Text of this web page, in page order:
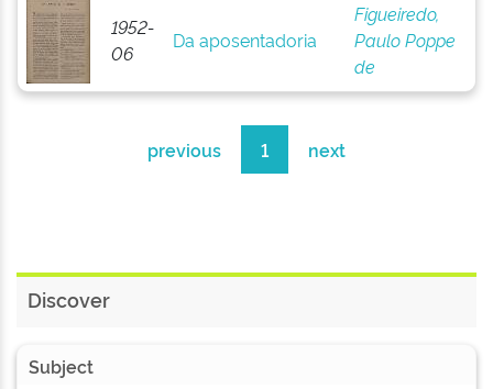
1952-
06
Da aposentadoria
Figueiredo,
Paulo Poppe
de
previous 1 next
Discover
Subject